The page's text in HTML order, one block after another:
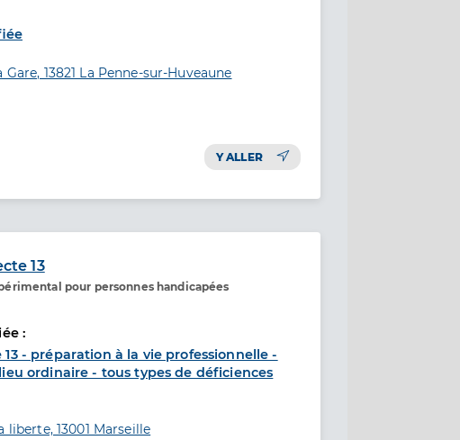
13821 La Penne-sur-Huveaune
Y ALLER
13
pour personnes handicapées
de soins
:
13 - préparation à la vie professionnelle -
ordinaire - tous types de déficiences
liberte, 13001 Marseille